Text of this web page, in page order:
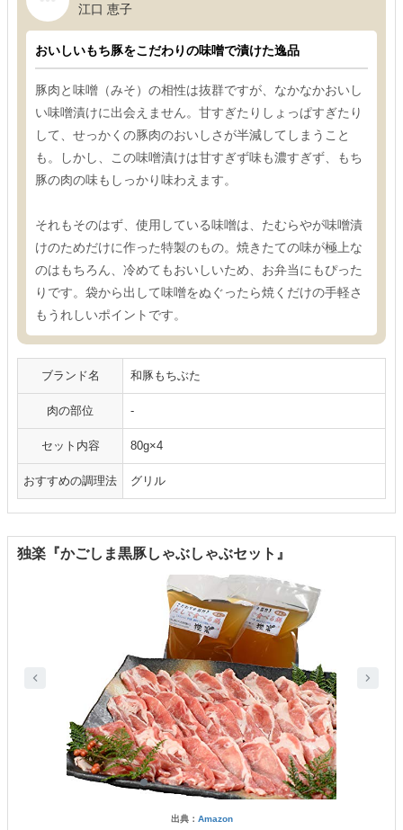
江口 恵子
おいしいもち豚をこだわりの味噌で漬けた逸品
豚肉と味噌（みそ）の相性は抜群ですが、なかなかおいし
い味噌漬けに出会えません。甘すぎたりしょっぱすぎたり
して、せっかくの豚肉のおいしさが半減してしまうこと
も。しかし、この味噌漬けは甘すぎず味も濃すぎず、もち
豚の肉の味もしっかり味わえます。
それもそのはず、使用している味噌は、たむらやが味噌漬
けのためだけに作った特製のもの。焼きたての味が極上な
のはもちろん、冷めてもおいしいため、お弁当にもぴった
りです。袋から出して味噌をぬぐったら焼くだけの手軽さ
もうれしいポイントです。
ブランド名 和豚もちぶた
肉の部位 -
セット内容 80g×4
おすすめの調理法 グリル
独楽『かごしま黒豚しゃぶしゃぶセット』
出典： Amazon